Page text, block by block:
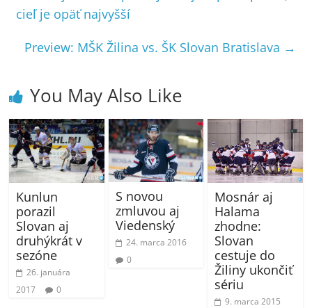
cieľ je opäť najvyšší
Preview: MŠK Žilina vs. ŠK Slovan Bratislava →
You May Also Like
Kunlun
porazil
Slovan aj
druhýkrát v
sezóne
26. januára
2017
0
S novou
zmluvou aj
Viedenský
24. marca 2016
0
Mosnár aj
Halama
zhodne:
Slovan
cestuje do
Žiliny ukončiť
sériu
9. marca 2015